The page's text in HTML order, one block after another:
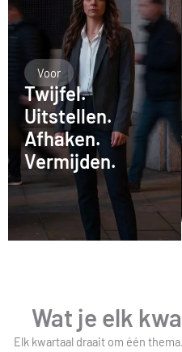
Voor
Twijfel.
Uitstellen.
Afhaken.
Vermijden.
Wat je elk
Elk kwartaal draait om één